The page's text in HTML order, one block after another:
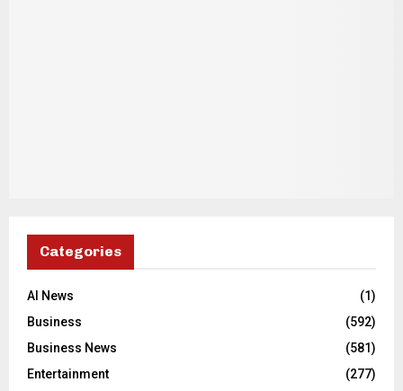
Categories
AI News
(1)
Business
(592)
Business News
(581)
Entertainment
(277)